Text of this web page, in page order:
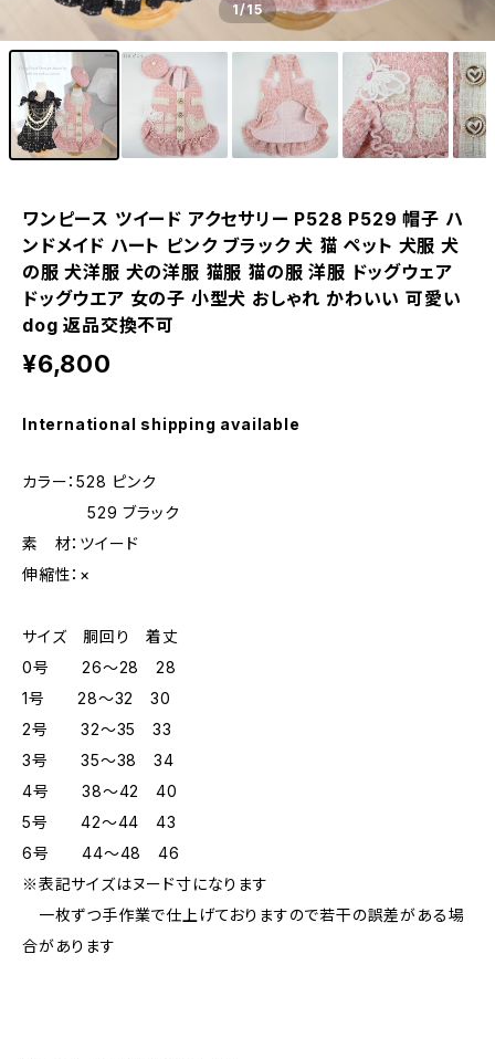
1/15
ワンピース ツイード アクセサリー P528 P529 帽子 ハ
ンドメイド ハート ピンク ブラック 犬 猫 ペット 犬服 犬
の服 犬洋服 犬の洋服 猫服 猫の服 洋服 ドッグウェア
ドッグウエア 女の子 小型犬 おしゃれ かわいい 可愛い
dog 返品交換不可
¥6,800
International shipping available
カラー：528 ピンク
529 ブラック
素 材：ツイード
伸縮性：×
サイズ 胴回り 着丈
0号 26～28 28
1号 28～32 30
2号 32～35 33
3号 35～38 34
4号 38～42 40
5号 42～44 43
6号 44～48 46
※表記サイズはヌード寸になります
一枚ずつ手作業で仕上げておりますので若干の誤差がある場
合があります